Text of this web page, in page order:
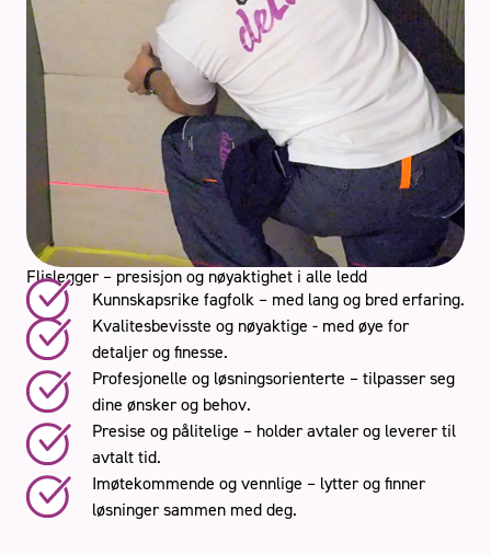
Stue
Book gratis befaring
Håndverkertjenester
Tips og råd
Kontakt oss Om oss
Flislegger – presisjon og nøyaktighet i alle ledd
Kunnskapsrike fagfolk – med lang og bred erfaring.
Kvalitesbevisste og nøyaktige - med øye for
detaljer og finesse.
Profesjonelle og løsningsorienterte – tilpasser seg
dine ønsker og behov.
Presise og pålitelige – holder avtaler og leverer til
avtalt tid.
Imøtekommende og vennlige – lytter og finner
løsninger sammen med deg.